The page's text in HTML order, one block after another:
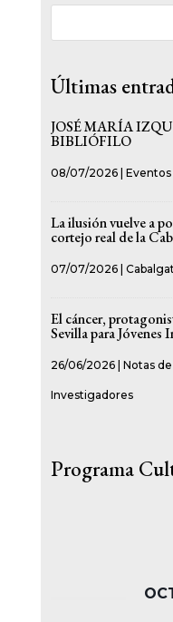
Últimas
JOSÉ MARÍA
BIBLIÓFILO
08/07/2026| Eventos
La ilusión vuelve a
cortejo real de la
07/07/2026|
El cáncer,
Sevilla para Jóvenes
26/06/2026| Notas
Investigadores
Programa